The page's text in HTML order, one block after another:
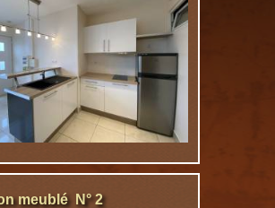
meublé N° 2